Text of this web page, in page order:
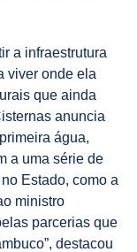
a infraestrutura
viver onde ela
que ainda
anuncia
água,
a uma série de
Estado, como a
ministro
parcerias que
destacou